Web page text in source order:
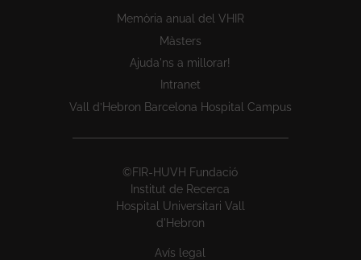
Memòria anual del VHIR
Màsters
Ajuda'ns a millorar!
Intranet
Vall d’Hebron Barcelona Hospital Campus
©FIR-HUVH Fundació
Institut de Recerca
Hospital Universitari Vall
d'Hebron
Avís legal